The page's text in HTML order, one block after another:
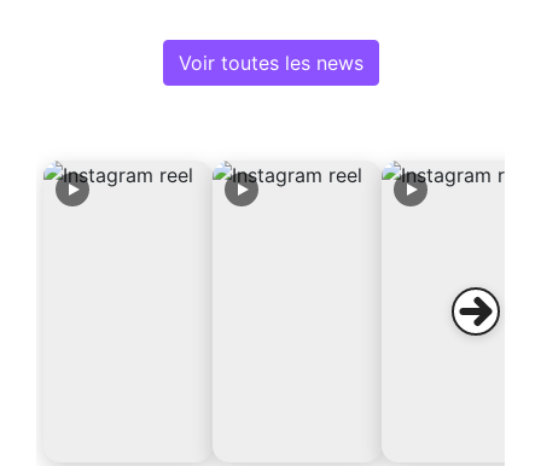
Voir toutes les news